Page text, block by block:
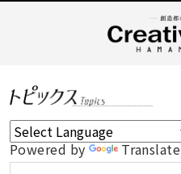
Powered by Translate